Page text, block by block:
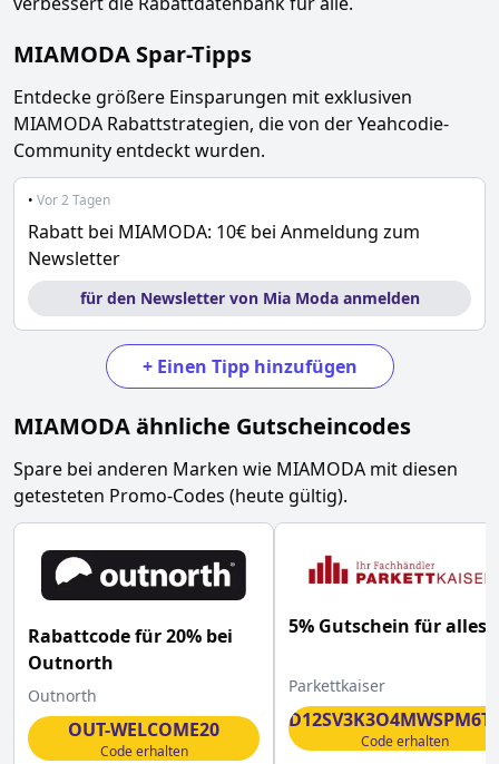
MIAMODA Spar-Tipps
Entdecke größere Einsparungen mit exklusiven
MIAMODA Rabattstrategien, die von der Yeahcodie-
Community entdeckt wurden.
• Vor 2 Tagen
Rabatt bei MIAMODA: 10€ bei Anmeldung zum
Newsletter
für den Newsletter von Mia Moda anmelden
+ Einen Tipp hinzufügen
MIAMODAähnliche Gutscheincodes
Spare bei anderen Marken wie MIAMODA mit diesen
getesteten Promo-Codes (heute gültig).
Rabattcode für 20% bei
Outnorth
Outnorth
OUT-WELCOME20
Code erhalten
5% Gutschein für alles
Parkettkaiser
Code erhalten